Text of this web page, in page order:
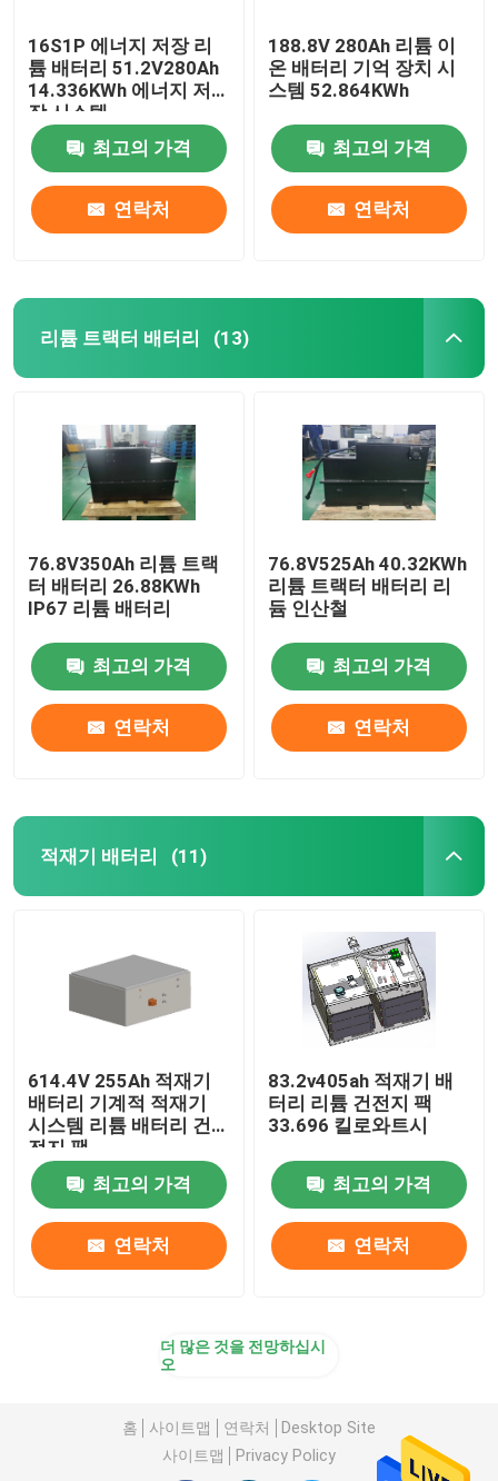
16S1P 에너지 저장 리
튬 배터리 51.2V280Ah
14.336KWh 에너지 저
장 시스템
최고의 가격
연락처
188.8V 280Ah 리튬 이
온 배터리 기억 장치 시
스템 52.864KWh
최고의 가격
연락처
리튬 트랙터 배터리 (13)
76.8V350Ah 리튬 트랙
터 배터리 26.88KWh
IP67 리튬 배터리
최고의 가격
연락처
76.8V525Ah 40.32KWh
리튬 트랙터 배터리 리
듐 인산철
최고의 가격
연락처
적재기 배터리 (11)
614.4V 255Ah 적재기
배터리 기계적 적재기
시스템 리튬 배터리 건
전지 팩
최고의 가격
연락처
83.2v405ah 적재기 배
터리 리튬 건전지 팩
33.696 킬로와트시
최고의 가격
연락처
더 많은 것을 전망하십시
오
홈 사이트맵 연락처
Desktop Site
사이트맵
Privacy Policy